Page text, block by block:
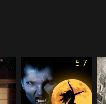
5.7